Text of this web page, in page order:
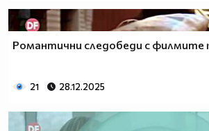
Романтични следобеди с филмите
21 28.12.2025